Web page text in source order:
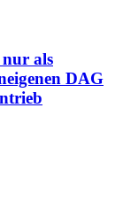
nur als
DAG